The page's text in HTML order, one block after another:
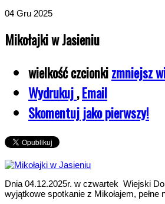
04 Gru 2025
Mikołajki w Jasieniu
wielkość czcionkizmniejsz
Wydrukuj,Email
Skomentuj jako pierwszy!
Dnia 04.12.2025r. w czwartek Wiejski
wyjątkowe spotkanie z Mikołajem,